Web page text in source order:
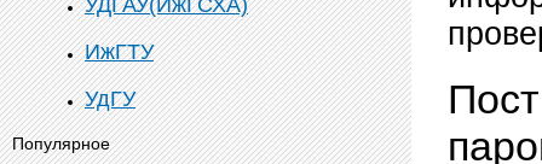
ИжГТУ
УдГУ
Популярное